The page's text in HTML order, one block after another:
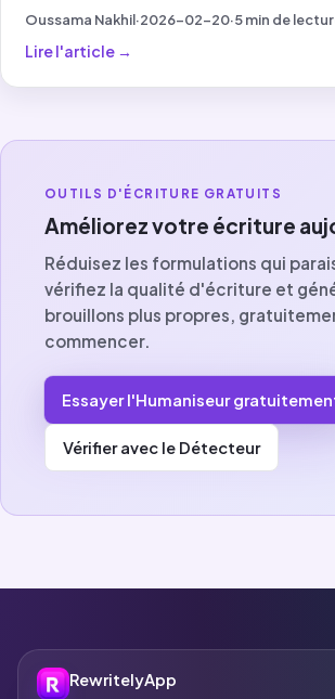
spécificité et la voix - les signaux qui
Oussama Nakhil·2026-02-20·5 min de
Lire l'article→
OUTILS D'ÉCRITURE GRATUITS
Améliorez votre écriture
Réduisez les formulations qui
vérifiez la qualité d'écriture et
brouillons plus propres,
commencer.
Essayer l'Humaniseur
Vérifier avec le Détecteur
RewritelyApp